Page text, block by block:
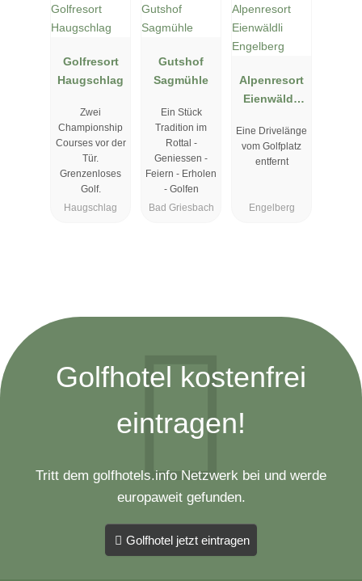
Golfresort
Haugschlag
Zwei
Championship
Courses vor der
Tür.
Grenzenloses
Golf.
Haugschlag
Gutshof
Sagmühle
Ein Stück
Tradition im
Rottal -
Geniessen -
Feiern - Erholen
- Golfen
Bad Griesbach
Alpenresort
Eienwäldli
Eine Drivelänge
vom Golfplatz
entfernt
Engelberg
Golfhotel kostenfrei
eintragen!
Tritt dem golfhotels.info Netzwerk bei und werde
europaweit gefunden.
Golfhotel jetzt eintragen